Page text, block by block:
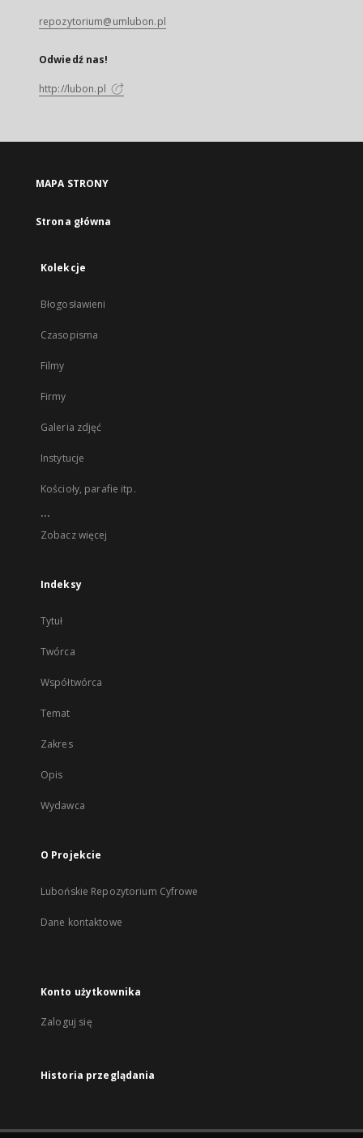
repozytorium@umlubon.pl
Odwiedź nas!
http://lubon.pl
MAPA STRONY
Strona główna
Kolekcje
Błogosławieni
Czasopisma
Filmy
Firmy
Galeria zdjęć
Instytucje
Kościoły, parafie itp.
...
Zobacz więcej
Indeksy
Tytuł
Twórca
Współtwórca
Temat
Zakres
Opis
Wydawca
O Projekcie
Lubońskie Repozytorium Cyfrowe
Dane kontaktowe
Konto użytkownika
Zaloguj się
Historia przeglądania